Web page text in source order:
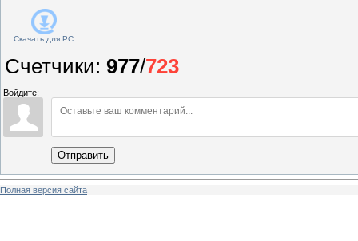
Скачать для PC
Счетчики: 977/723
Войдите:
Отправить
Полная версия сайта